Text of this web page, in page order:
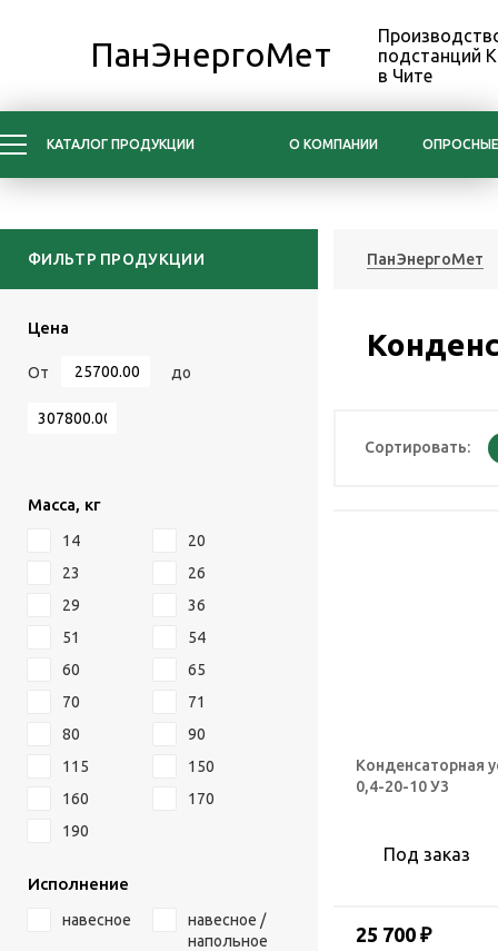
ПанЭнергоМет
подстанций
в Чите
КАТАЛОГ ПРОДУКЦИИ О КОМПАНИИ
ФИЛЬТР ПРОДУКЦИИ
Цена
От до
Масса, кг
14
20
23
26
29
36
51
54
60
65
70
71
80
90
115
150
160
170
190
Исполнение
навесное
навесное /
напольное
ПанЭнергоМет
Сортировать:
Конденсаторная
0,4-20-10 У3
Под заказ
25 700 ₽